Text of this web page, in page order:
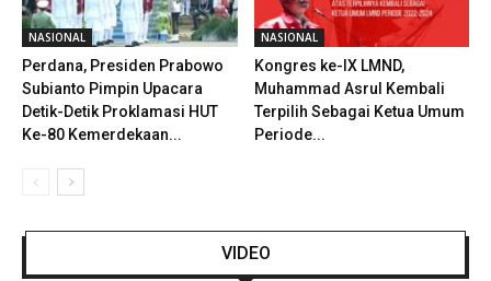
NASIONAL
Perdana, Presiden Prabowo
Subianto Pimpin Upacara
Detik-Detik Proklamasi HUT
Ke-80 Kemerdekaan...
NASIONAL
Kongres ke-IX LMND,
Muhammad Asrul Kembali
Terpilih Sebagai Ketua Umum
Periode...
VIDEO